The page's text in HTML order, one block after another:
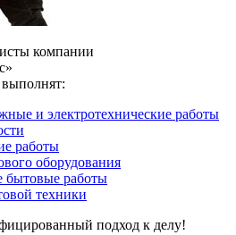
компании
и электротехнические работы
работы
оборудования
бытовые работы
техники
подход к делу!